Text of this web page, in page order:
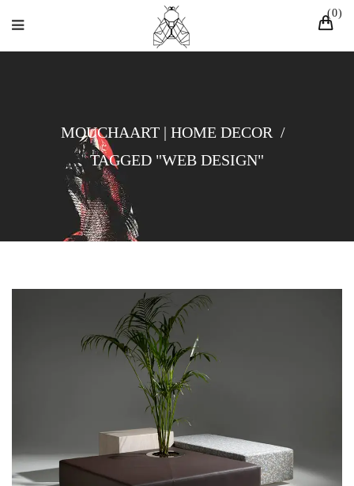
0
MOUCHAART | HOME DECOR /
TAGGED "WEB DESIGN"